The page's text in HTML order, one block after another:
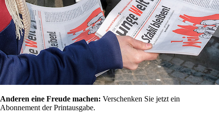
Anderen eine Freude machen: Verschenken Sie jetzt ein
Abonnement der Printausgabe.